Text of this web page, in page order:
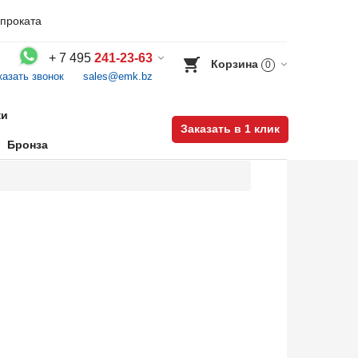
+ 7 495 241-23-63
звонок sales@emk.bz
Корзина 0
Бронза
Заказать в 1 клик